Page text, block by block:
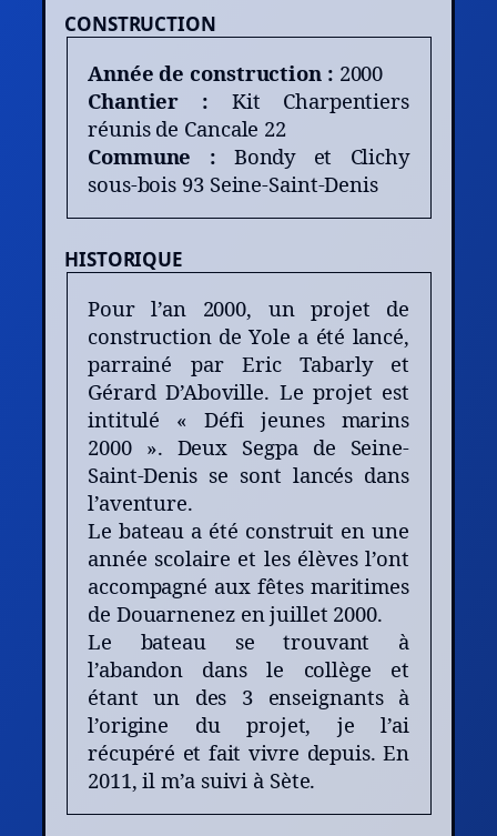
CONSTRUCTION
Année de construction : 2000
Chantier : Kit Charpentiers
réunis de Cancale 22
Commune : Bondy et Clichy
sous-bois 93 Seine-Saint-Denis
HISTORIQUE
Pour l’an 2000, un projet de
construction de Yole a été lancé,
parrainé par Eric Tabarly et
Gérard D’Aboville. Le projet est
intitulé « Défi jeunes marins
2000 ». Deux Segpa de Seine-
Saint-Denis se sont lancés dans
l’aventure.
Le bateau a été construit en une
année scolaire et les élèves l’ont
accompagné aux fêtes maritimes
de Douarnenez en juillet 2000.
Le bateau se trouvant à
l’abandon dans le collège et
étant un des 3 enseignants à
l’origine du projet, je l’ai
récupéré et fait vivre depuis. En
2011, il m’a suivi à Sète.